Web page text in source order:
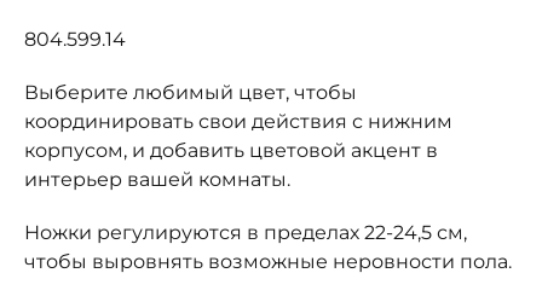
804.599.14
Выберите любимый цвет, чтобы
координировать свои действия с нижним
корпусом, и добавить цветовой акцент в
интерьер вашей комнаты.
Ножки регулируются в пределах 22-24,5 см,
чтобы выровнять возможные неровности пола.